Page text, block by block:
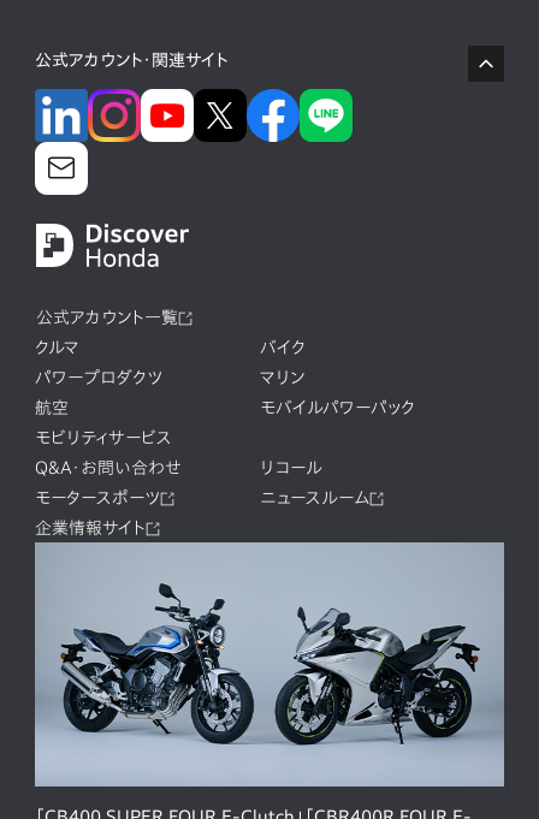
公式アカウント・関連サイト
公式アカウント一覧
クルマ
バイク
パワープロダクツ
マリン
航空
モバイルパワーパック
モビリティサービス
Q&A・お問い合わせ
リコール
モータースポーツ
ニュースルーム
企業情報サイト